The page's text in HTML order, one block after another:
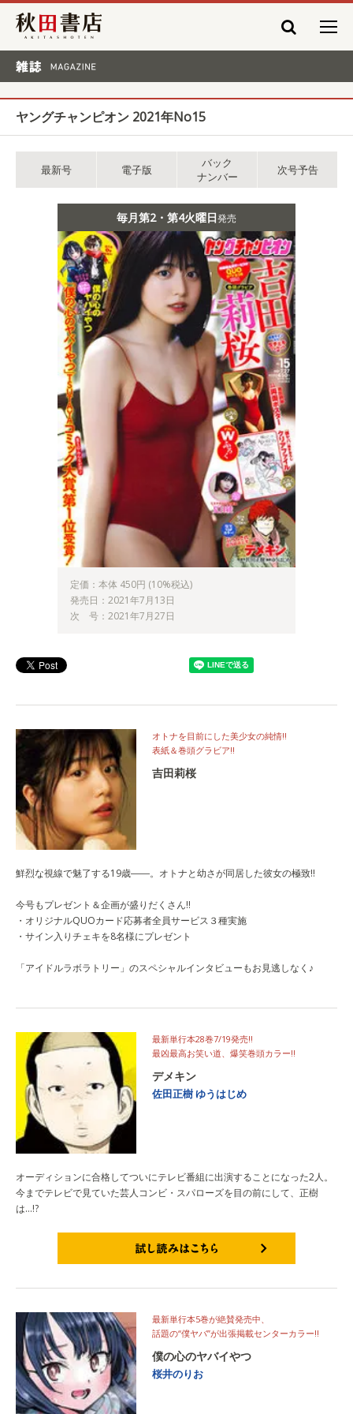
秋田書店
ヤングチャンピオン 2021年No15
最新号 電子版
バック
ナンバー
次号予告
毎月第2・第4火曜日発売
定価：本体 450円 (10%税込)
発売日：2021年7月13日
次 号：2021年7月27日
オトナを目前にした美少女の純情!!
表紙＆巻頭グラビア!!
吉田莉桜
鮮烈な視線で魅了する19歳――。オトナと幼さが同居した彼女の極致!!
今号もプレゼント＆企画が盛りだくさん!!
・オリジナルQUOカード応募者全員サービス３種実施
・サイン入りチェキを8名様にプレゼント
「アイドルラボラトリー」のスペシャルインタビューもお見逃しなく♪
最新単行本28巻7/19発売!!
最凶最高お笑い道、爆笑巻頭カラー!!
デメキン
佐田正樹ゆうはじめ
オーディションに合格してついにテレビ番組に出演することになった2人。
今までテレビで見ていた芸人コンビ・スパローズを目の前にして、正樹
は…!?
最新単行本5巻が絶賛発売中、
話題の“僕ヤバ”が出張掲載センターカラー!!
僕の心のヤバイやつ
桜井のりお